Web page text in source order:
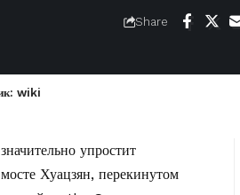
Share
wiki
упростит
Хуацзян, перекинутом